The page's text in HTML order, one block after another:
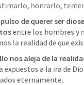
honrarlo,
de querer ser
entre los hombres y
la realidad de que
nos aleja de la
expuestos a la ira de
eternamente.